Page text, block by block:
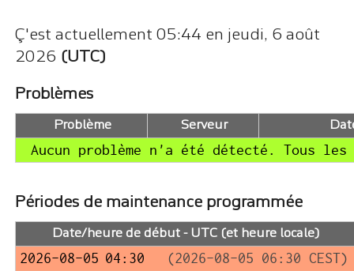
Ç'est actuellement 05:44 en jeudi, 6 août
2026 (UTC)
Problèmes
Problème Serveur
Aucun problème n'a été détecté. Tous
Périodes de maintenance programmée
Date/heure de début - UTC (et heure locale)
2026-08-05 04:30
(2026-08-05 06:30 CEST)